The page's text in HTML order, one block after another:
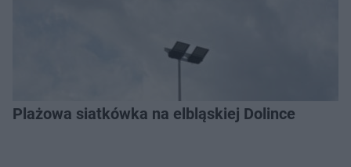
Plażowa siatkówka na elbląskiej Dolince